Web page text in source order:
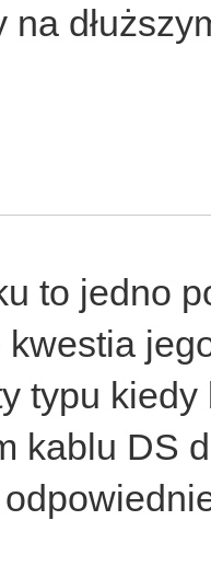
na
to jedno
typu kiedy
kablu DS